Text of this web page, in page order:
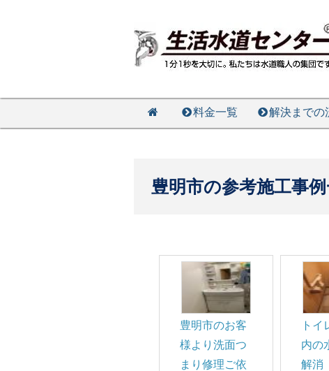
料金一覧 解決までの
豊明市の参考施工事
豊明市のお客
様より洗面つ
まり修理ご依
トイ
内の
解消